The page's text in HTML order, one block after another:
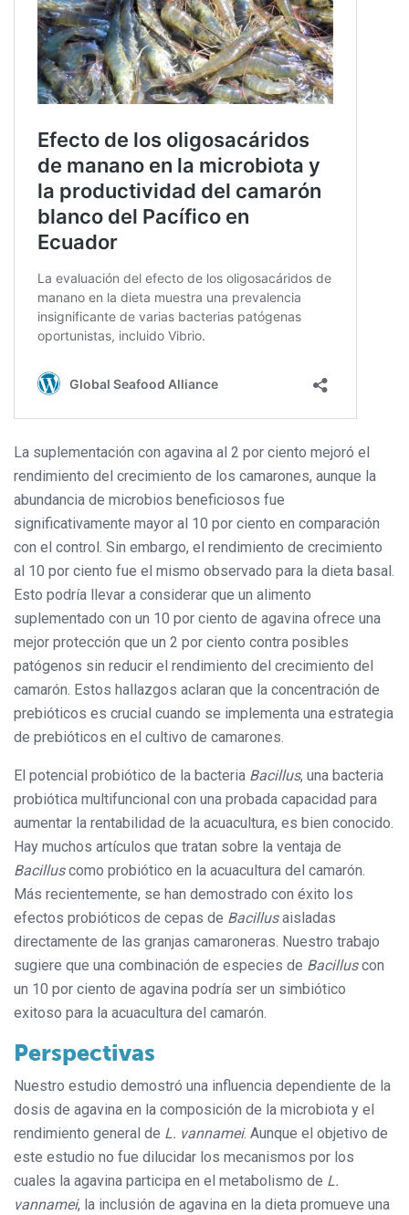
La suplementación con agavina al 2 por ciento mejoró el
rendimiento del crecimiento de los camarones, aunque la
abundancia de microbios beneficiosos fue
significativamente mayor al 10 por ciento en comparación
con el control. Sin embargo, el rendimiento de crecimiento
al 10 por ciento fue el mismo observado para la dieta basal.
Esto podría llevar a considerar que un alimento
suplementado con un 10 por ciento de agavina ofrece una
mejor protección que un 2 por ciento contra posibles
patógenos sin reducir el rendimiento del crecimiento del
camarón. Estos hallazgos aclaran que la concentración de
prebióticos es crucial cuando se implementa una estrategia
de prebióticos en el cultivo de camarones.
El potencial probiótico de la bacteria Bacillus, una bacteria
probiótica multifuncional con una probada capacidad para
aumentar la rentabilidad de la acuacultura, es bien conocido.
Hay muchos artículos que tratan sobre la ventaja de
Bacilluscomo probiótico en la acuacultura del camarón.
Más recientemente, se han demostrado con éxito los
efectos probióticos de cepas de Bacillusaisladas
directamente de las granjas camaroneras. Nuestro trabajo
sugiere que una combinación de especies de Bacilluscon
un 10 por ciento de agavina podría ser un simbiótico
exitoso para la acuacultura del camarón.
Perspectivas
Nuestro estudio demostró una influencia dependiente de la
dosis de agavina en la composición de la microbiota y el
rendimiento general de L. vannamei. Aunque el objetivo de
este estudio no fue dilucidar los mecanismos por los
cuales la agavina participa en el metabolismo de L.
vannamei, la inclusión de agavina en la dieta promueve una